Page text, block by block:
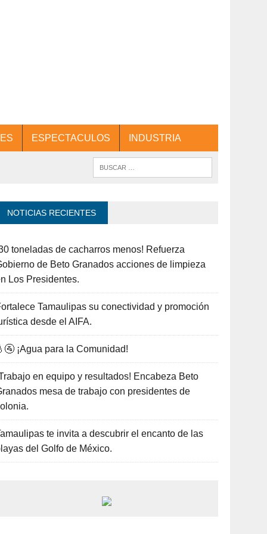
ESPECTACULOS INDUSTRIA
NOTICIAS RECIENTES
toneladas de cacharros menos! Refuerza
de Beto Granados acciones de limpieza
Los Presidentes.
Tamaulipas su conectividad y promoción
desde el AIFA.
¡Agua para la Comunidad!
en equipo y resultados! Encabeza Beto
mesa de trabajo con presidentes de
te invita a descubrir el encanto de las
del Golfo de México.